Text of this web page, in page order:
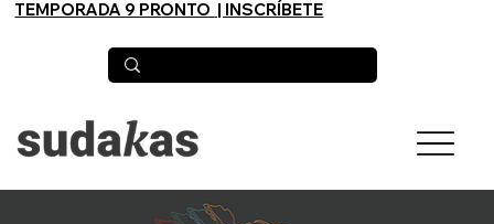
TEMPORADA 9 PRONTO | INSCRÍBETE